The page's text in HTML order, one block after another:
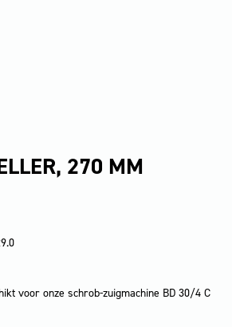
270 MM
voor onze schrob-zuigmachine BD 30/4 C